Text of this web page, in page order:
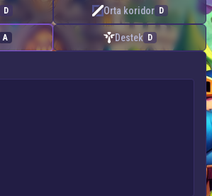
D Orta koridor D
A Destek D